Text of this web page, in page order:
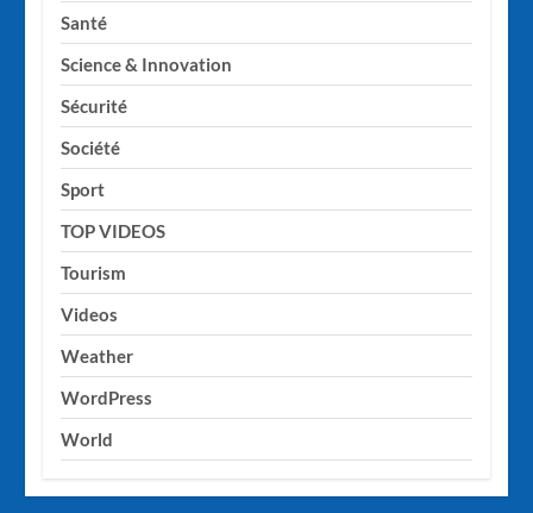
Santé
Science & Innovation
Sécurité
Société
Sport
TOP VIDEOS
Tourism
Videos
Weather
WordPress
World